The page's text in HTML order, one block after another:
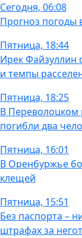
Сегодня, 06:08
Прогноз погоды
Пятница, 18:44
Ирек Файзуллин
и темпы
Пятница, 18:25
В Переволоцком
погибли два
Пятница, 16:01
В Оренбуржье
клещей
Пятница, 15:51
Без паспорта –
штрафах за